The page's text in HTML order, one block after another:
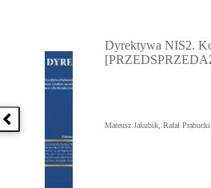
Poprzednia książka
Dyrektywa NIS2.
Mateusz Jakubik, Rafał Prabucki